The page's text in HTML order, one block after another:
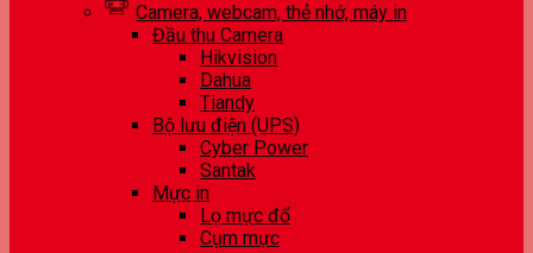
Camera, webcam, thẻ nhớ, máy in
Đầu thu Camera
Hikvision
Dahua
Tiandy
Bộ lưu điện (UPS)
Cyber Power
Santak
Mực in
Lọ mực đổ
Cụm mực